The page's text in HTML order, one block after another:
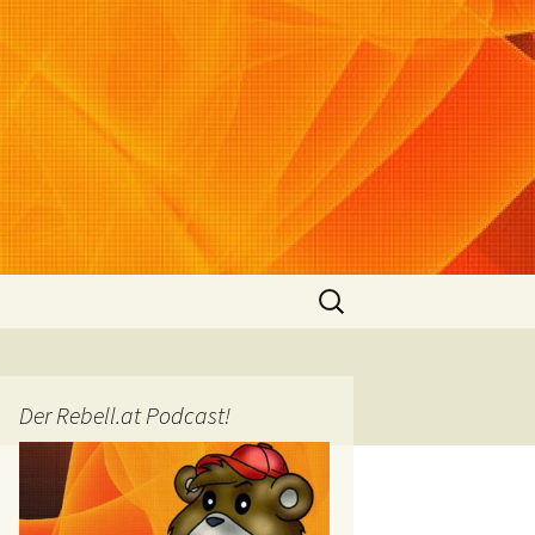
Suchen
nach:
Der Rebell.at Podcast!